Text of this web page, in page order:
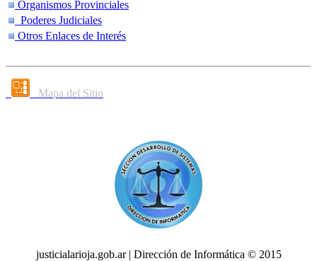
Organismos Provinciales
Poderes Judiciales
Otros Enlaces de Interés
Mapa del Sitio
justicialarioja.gob.ar | Dirección de Informática © 2015